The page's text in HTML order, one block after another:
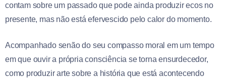
contam sobre um passado que pode ainda produzir ecos no
presente, mas não está efervescido pelo calor do momento.
Acompanhado senão do seu compasso moral em um tempo
em que ouvir a própria consciência se torna ensurdecedor,
como produzir arte sobre a história que está acontecendo